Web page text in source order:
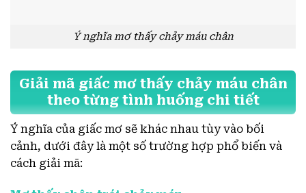
Ý nghĩa mơ thấy chảy máu chân
Giải mã giấc mơ thấy chảy máu chân
theo từng tình huống chi tiết
Ý nghĩa của giấc mơ sẽ khác nhau tùy vào bối
cảnh, dưới đây là một số trường hợp phổ biến và
cách giải mã: